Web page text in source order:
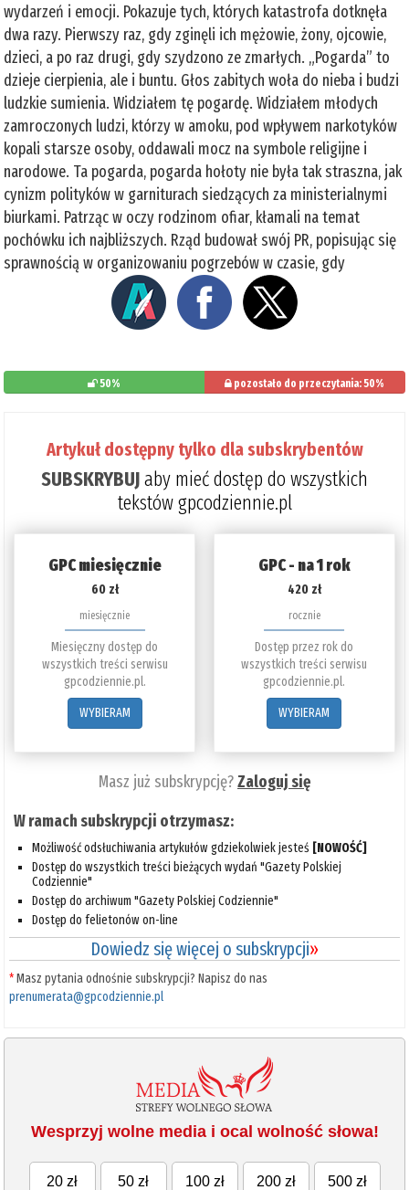
wydarzeń i emocji. Pokazuje tych, których katastrofa dotknęła
dwa razy. Pierwszy raz, gdy zginęli ich mężowie, żony, ojcowie,
dzieci, a po raz drugi, gdy szydzono ze zmarłych. „Pogarda” to
dzieje cierpienia, ale i buntu. Głos zabitych woła do nieba i budzi
ludzkie sumienia. Widziałem tę pogardę. Widziałem młodych
zamroczonych ludzi, którzy w amoku, pod wpływem narkotyków
kopali starsze osoby, oddawali mocz na symbole religijne i
narodowe. Ta pogarda, pogarda hołoty nie była tak straszna, jak
cynizm polityków w garniturach siedzących za ministerialnymi
biurkami. Patrząc w oczy rodzinom ofiar, kłamali na temat
pochówku ich najbliższych. Rząd budował swój PR, popisując się
sprawnością w organizowaniu pogrzebów w czasie, gdy
50% pozostało do przeczytania: 50%
Artykuł dostępny tylko dla subskrybentów
SUBSKRYBUJaby mieć dostęp do wszystkich
tekstów gpcodziennie.pl
GPC miesięcznie
60 zł
miesięcznie
Miesięczny dostęp do
wszystkich treści serwisu
gpcodziennie.pl.
WYBIERAM
GPC - na 1 rok
420 zł
rocznie
Dostęp przez rok do
wszystkich treści serwisu
gpcodziennie.pl.
WYBIERAM
Masz już subskrypcję?Zaloguj się
W ramach subskrypcji otrzymasz:
Możliwość odsłuchiwania artykułów gdziekolwiek jesteś [NOWOŚĆ]
Dostęp do wszystkich treści bieżących wydań "Gazety Polskiej
Codziennie"
Dostęp do archiwum "Gazety Polskiej Codziennie"
Dostęp do felietonów on-line
Dowiedz się więcej o subskrypcji»
*Masz pytania odnośnie subskrypcji? Napisz do nas
prenumerata@gpcodziennie.pl
Wesprzyj wolne media i ocal wolność słowa!
20 zł 50 zł 100 zł 200 zł 500 zł